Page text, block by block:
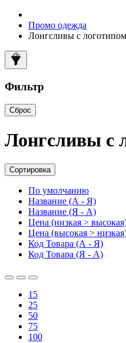
Промо одежда
Лонгсливы с логотипом
Фильтр
Сброс
Лонгсливы с
Сортировка
По умолчанию
Название (А - Я)
Название (Я - А)
Цена (низкая >
Цена (высокая >
Код Товара (А - Я)
Код Товара (Я - А)
15
25
50
75
100